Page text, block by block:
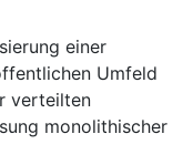
einer
Umfeld
verteilten
monolithischer